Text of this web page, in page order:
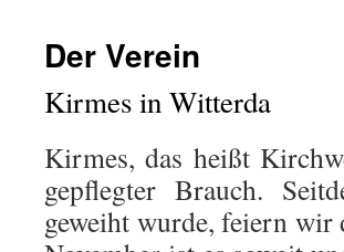
Der Verein
Kirmes in Witterda
Kirmes, das heißt
gepflegter Brauch.
geweiht wurde, feiern wir